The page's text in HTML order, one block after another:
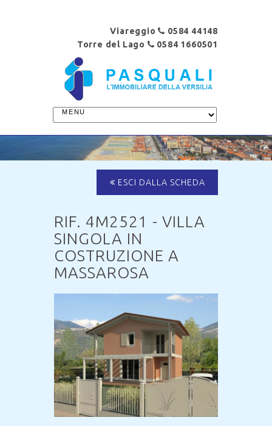
Viareggio
0584 44148
Torre del Lago
0584 1660501
ESCI DALLA SCHEDA
RIF. 4M2521 - VILLA
SINGOLA IN
COSTRUZIONE A
MASSAROSA